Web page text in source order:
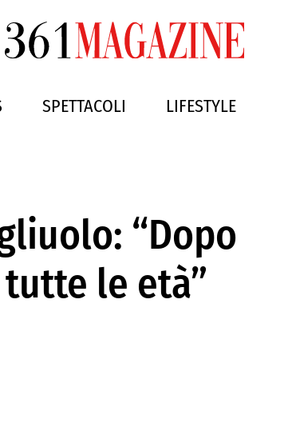
SPETTACOLI LIFESTYLE
“Dopo
le età”